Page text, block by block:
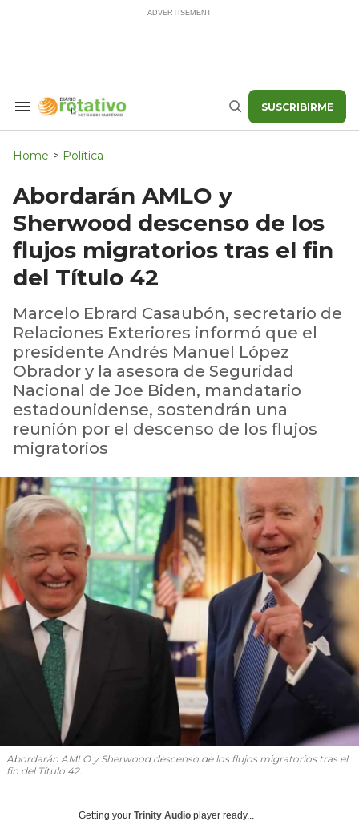
Search
Navigation
Buscar SUSCRIBIRME
Home > Política
Abordarán AMLO y
Sherwood descenso de los
flujos migratorios tras el fin
del Título 42
Marcelo Ebrard Casaubón, secretario de
Relaciones Exteriores informó que el
presidente Andrés Manuel López
Obrador y la asesora de Seguridad
Nacional de Joe Biden, mandatario
estadounidense, sostendrán una
reunión por el descenso de los flujos
migratorios
Abordarán AMLO y Sherwood descenso de los flujos migratorios tras el
fin del Título 42.
Getting your Trinity Audio player ready...